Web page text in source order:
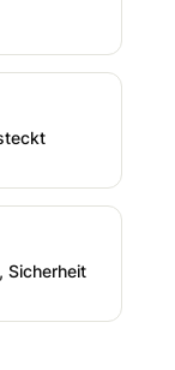
Sicherheit